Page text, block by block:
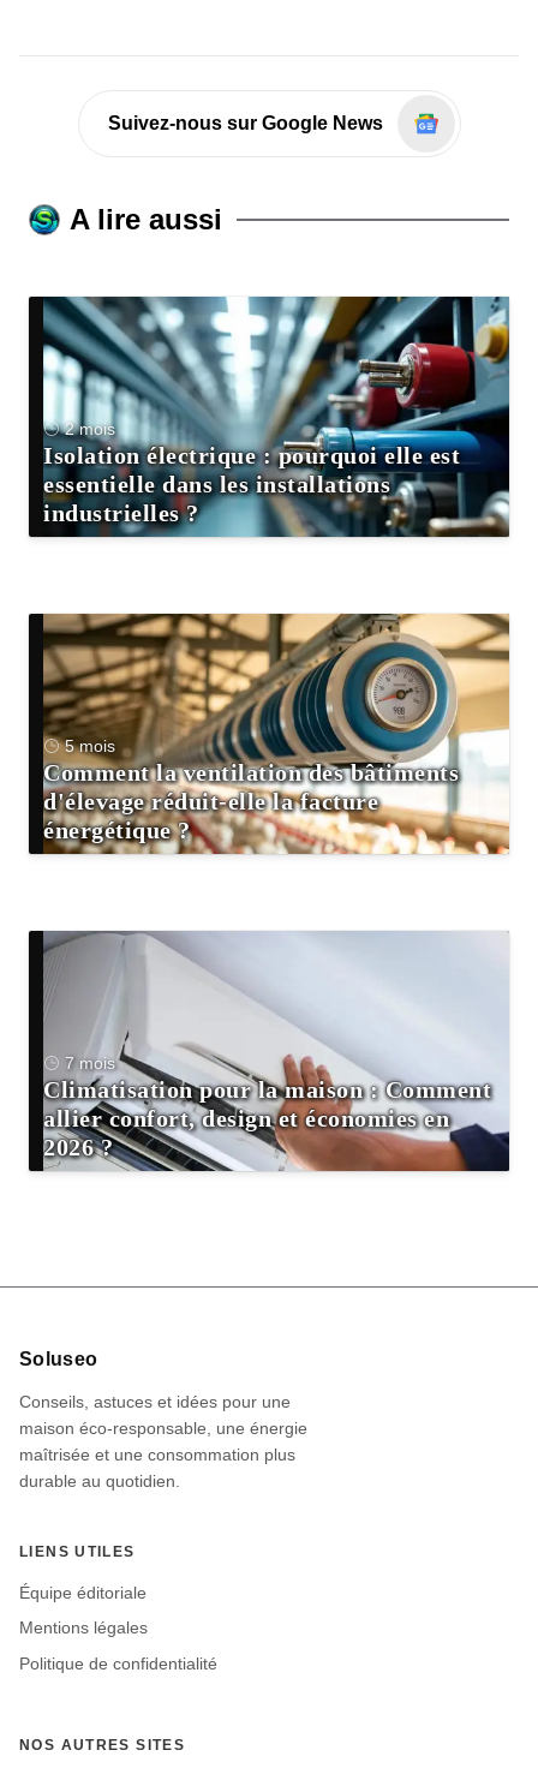
Suivez-nous sur Google News
A lire aussi
2 mois
Isolation électrique : pourquoi elle est
essentielle dans les installations
industrielles ?
5 mois
Comment la ventilation des bâtiments
d'élevage réduit-elle la facture
énergétique ?
7 mois
Climatisation pour la maison : Comment
allier confort, design et économies en
2026 ?
Informations
site
Soluseo
Conseils, astuces et idées pour une
maison éco-responsable, une énergie
maîtrisée et une consommation plus
durable au quotidien.
LIENS UTILES
Équipe éditoriale
Mentions légales
Politique de confidentialité
NOS AUTRES SITES